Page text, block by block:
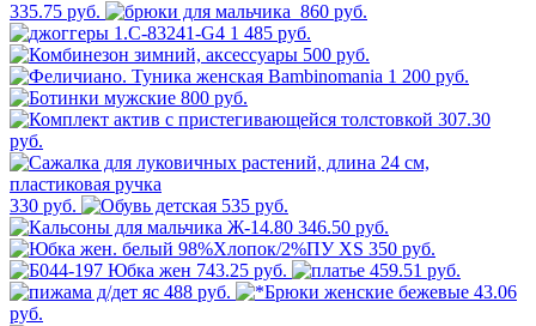
335.75 руб.
860 руб.
1 485 руб.
500 руб.
1 200 руб.
800 руб.
307.30
руб.
330 руб.
535 руб.
346.50 руб.
350 руб.
743.25 руб.
459.51 руб.
488 руб.
43.06
руб.